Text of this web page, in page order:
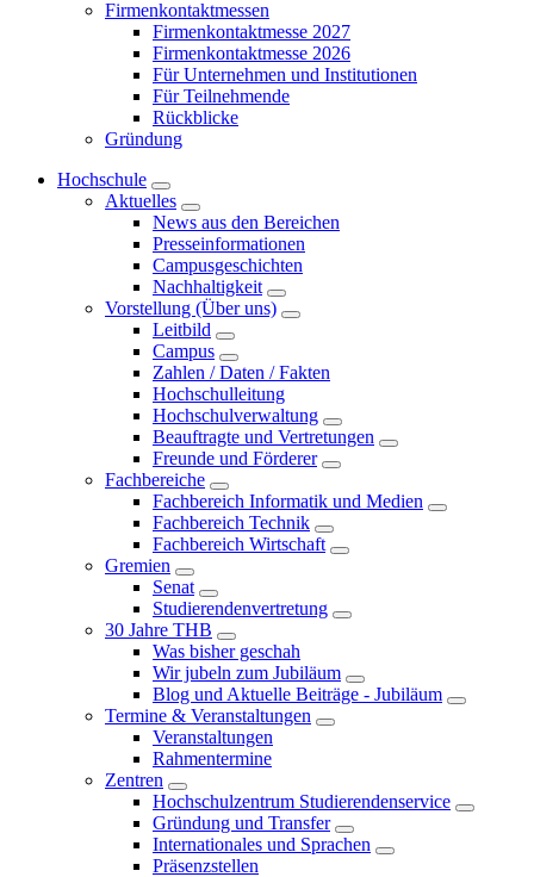
Firmenkontaktmessen
Firmenkontaktmesse 2027
Firmenkontaktmesse 2026
Für Unternehmen und Institutionen
Für Teilnehmende
Rückblicke
Gründung
Hochschule
Aktuelles
News aus den Bereichen
Presseinformationen
Campusgeschichten
Nachhaltigkeit
Vorstellung (Über uns)
Leitbild
Campus
Zahlen / Daten / Fakten
Hochschulleitung
Hochschulverwaltung
Beauftragte und Vertretungen
Freunde und Förderer
Fachbereiche
Fachbereich Informatik und Medien
Fachbereich Technik
Fachbereich Wirtschaft
Gremien
Senat
Studierendenvertretung
30 Jahre THB
Was bisher geschah
Wir jubeln zum Jubiläum
Blog und Aktuelle Beiträge - Jubiläum
Termine & Veranstaltungen
Veranstaltungen
Rahmentermine
Zentren
Hochschulzentrum Studierendenservice
Gründung und Transfer
Internationales und Sprachen
Präsenzstellen